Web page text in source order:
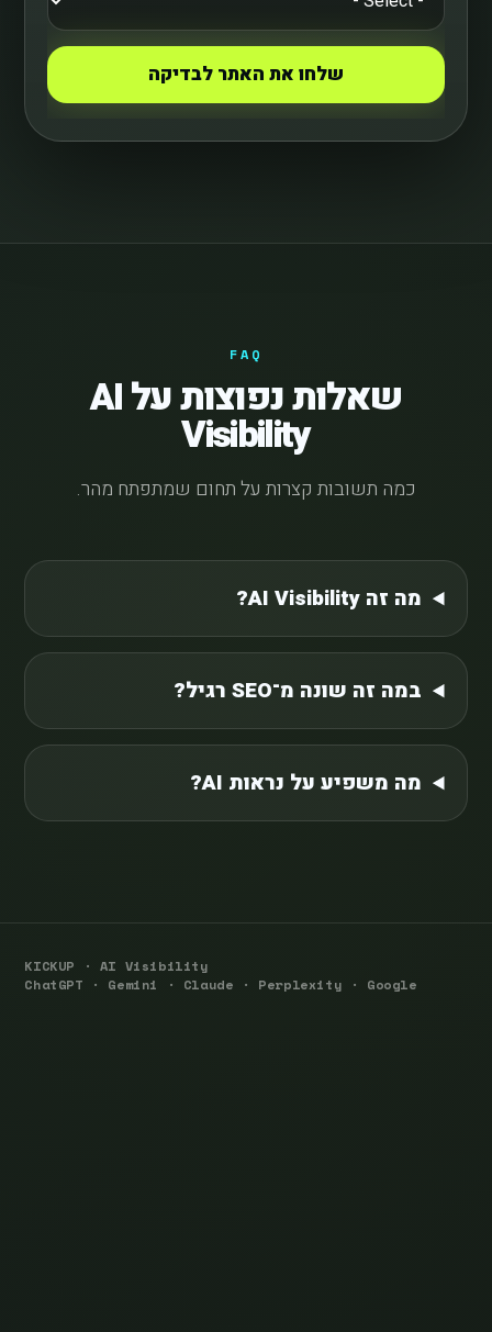
שלחו את האתר לבדיקה
FAQ
שאלות נפוצות על AI
Visibility
כמה תשובות קצרות על תחום שמתפתח מהר.
מה זה AI Visibility?
במה זה שונה מ־SEO רגיל?
מה משפיע על נראות AI?
KICKUP · AI Visibility
ChatGPT · Gemini · Claude · Perplexity · Google